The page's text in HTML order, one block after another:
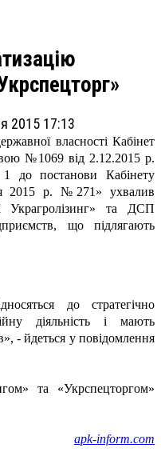
2015 17:13
власності Кабінет
№1069 від 2.12.2015 р.
до постанови Кабінету
2015 р. №271» ухвалив
та ДСП
що підлягають
до стратегічно
діяльність і мають
- йдеться у повідомлення
та «Укрспецторгом»
apk-inform.com